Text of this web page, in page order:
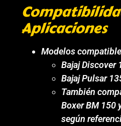
Aplicaciones
Modelos
Bajaj Discover
Bajaj Pulsar
También
Boxer BM 150
según